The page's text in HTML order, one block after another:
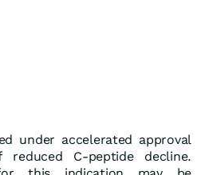
under accelerated approval
C-peptide decline.